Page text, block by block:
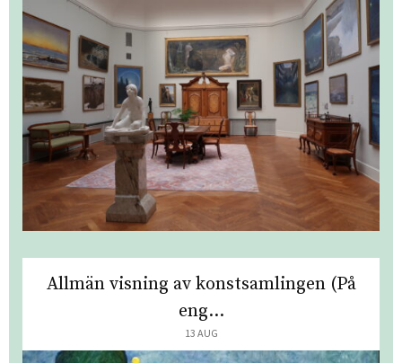
Allmän visning av konstsamlingen (På
eng...
13 AUG